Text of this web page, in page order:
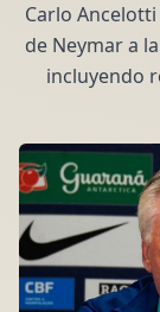
Carlo
de Neymar a
incluyendo